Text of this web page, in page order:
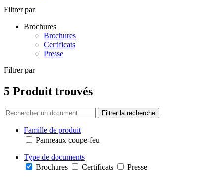
Filtrer par
Brochures
Brochures
Certificats
Presse
Filtrer par
5 Produit trouvés
Filtrer la recherche
Famille de produit
Panneaux coupe-feu
Type de documents
Brochures
Certificats
Presse